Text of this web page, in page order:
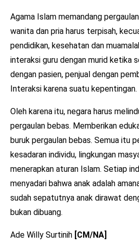
Agama Islam memandang
wanita dan pria harus terpisah,
pendidikan, kesehatan dan
interaksi guru dengan murid ketika
dengan pasien, penjual dengan
Interaksi karena suatu kepentingan.
Oleh karena itu, negara harus
pergaulan bebas. Memberikan
buruk pergaulan bebas. Semua itu
kesadaran individu, lingkungan
menerapkan aturan Islam. Setiap
menyadari bahwa anak adalah
sudah sepatutnya anak dirawat
bukan dibuang.
Ade Willy Surtinih [CM/NA]